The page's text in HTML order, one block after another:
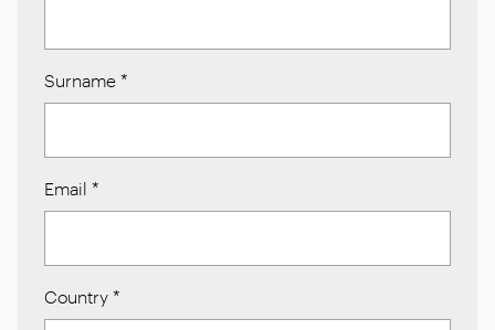
Surname *
Email *
Country *